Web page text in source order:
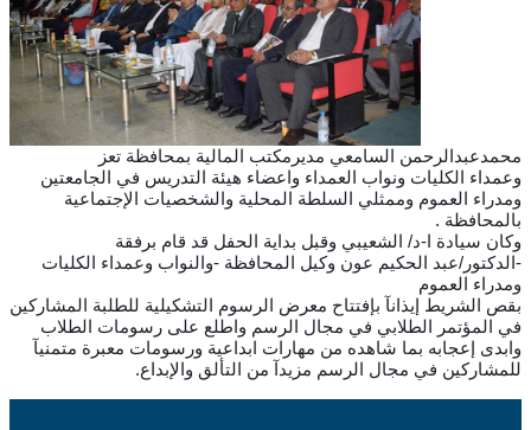
محمدعبدالرحمن السامعي مديرمكتب المالية بمحافظة تعز
وعمداء الكليات ونواب العمداء واعضاء هيئة التدريس في الجامعتين
ومدراء العموم وممثلي السلطة المحلية والشخصيات الإجتماعية
بالمحافظة .
وكان سيادة ا-د/ الشعيبي وقبل بداية الحفل قد قام برفقة
-الدكتور/عبد الحكيم عون وكيل المحافظة -والنواب وعمداء الكليات
ومدراء العموم
بقص الشريط إيذانآ بإفتتاح معرض الرسوم التشكيلية للطلبة المشاركين
في المؤتمر الطلابي في مجال الرسم واطلع على رسومات الطلاب
وابدى إعجابه بما شاهده من مهارات ابداعية ورسومات معبرة متمنيآ
للمشاركين في مجال الرسم مزيدآ من التألق والإبداع.